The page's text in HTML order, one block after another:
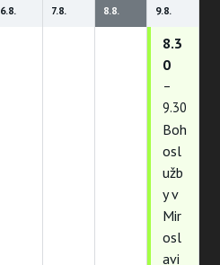
6.8.
7.8.
8.8.
9.8.
8.3
0
–
9.30
Boh
osl
užb
y v
Mir
osl
avi